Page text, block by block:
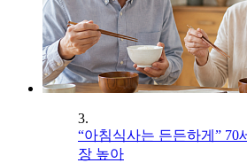
3.
“아침식사는 든든하게” 70
장 높아